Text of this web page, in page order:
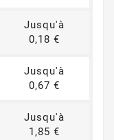
Jusqu'à
0,18 €
Jusqu'à
0,67 €
Jusqu'à
1,85 €